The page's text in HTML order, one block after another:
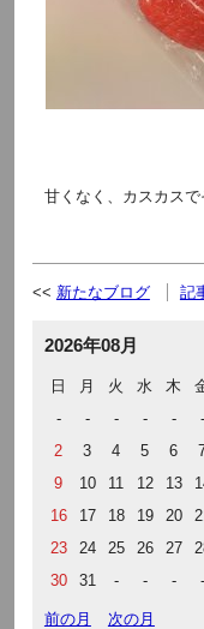
甘くなく、カスカス
新たなブログ 記
2026年08月
日 月 火 水 木
-
- - - - -
2
3 4 5 6
9
10 11 12 13
16
17 18 19 20
23
24 25 26 27
30
31 - - - -
前の月 次の月